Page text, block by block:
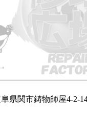
阜県関市鋳物師屋4-2-